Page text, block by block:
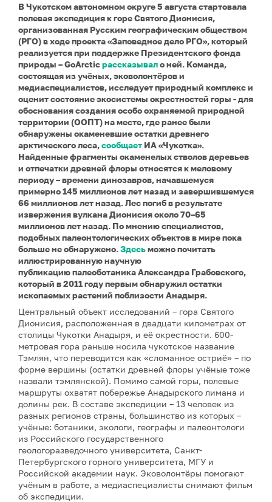
В Чукотском автономном округе 5 августа стартовала
полевая экспедиция к горе Святого Дионисия,
организованная Русским географическим обществом
(РГО) в ходе проекта «Заповедное дело РГО», который
реализуется при поддержке Президентского фонда
природы – GoArcticрассказывало ней. Команда,
состоящая из учёных, эковолонтёров и
медиаспециалистов, исследует природный комплекс и
оценит состояние экосистемы окрестностей горы - для
обоснования создания особо охраняемой природной
территории (ООПТ) на месте, где ранее были
обнаружены окаменевшие остатки древнего
арктического леса,сообщает ИА «Чукотка».
Найденные фрагменты окаменелых стволов деревьев
и отпечатки древней флоры относятся к меловому
периоду – времени динозавров, начавшемуся
примерно 145 миллионов лет назад и завершившемуся
66 миллионов лет назад.Лес погиб в результате
извержения вулкана Дионисия около 70–65
миллионов лет назад. По мнению специалистов,
подобных палеонтологических объектов в мире пока
больше не обнаружено.Здесьможно почитать
иллюстрированную научную
публикациюпалеоботаника Александра Грабовского,
который в 2011 году первым обнаружил остатки
ископаемых растений поблизости Анадыря.
Центральный объект исследований – гора Святого
Дионисия, расположенная в двадцати километрах от
столицы Чукотки Анадыря, и её окрестности. 600-
метровая гора раньше носила чукотское название
Тэмлян, что переводится как «сломанное остриё» – по
форме вершины (остатки древней флоры учёные тоже
назвали тэмлянской). Помимо самой горы, полевые
маршруты охватят побережье Анадырского лимана и
долины рек. В составе экспедиции – 13 человек из
разных регионов страны, большинство из которых –
учёные: ботаники, экологи, географы и палеонтологи
из Российского государственного
геологоразведочного университета, Санкт-
Петербургского горного университета, МГУ и
Российской академии наук. Эковолонтёры помогают
учёным в работе, а медиаспециалисты снимают фильм
об экспедиции.